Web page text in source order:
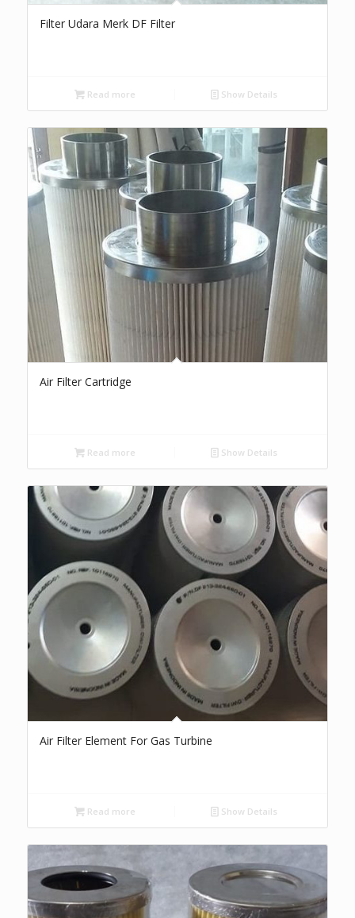
Filter Udara Merk DF Filter
Read more Show Details
Air Filter Cartridge
Read more Show Details
Air Filter Element For Gas Turbine
Read more Show Details